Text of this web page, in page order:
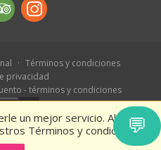
un mejor servicio. Al usar
Términos y condiciones.
Términos y condiciones
privacidad
- términos y condiciones
💬